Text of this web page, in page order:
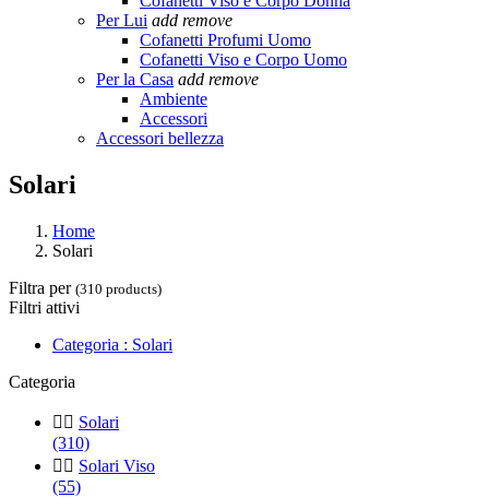
Per Lui add remove
Cofanetti Profumi Uomo
Cofanetti Viso e Corpo Uomo
Per la Casa add remove
Ambiente
Accessori
Accessori bellezza
Solari
Home
Solari
Filtra per (310 products)
Filtri attivi
Categoria : Solari
Categoria
  Solari
(310)
  Solari Viso
(55)